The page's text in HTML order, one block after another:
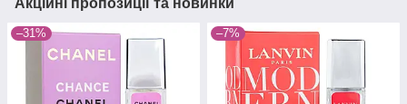
Акційні пропозиції та новинки
–31% –7%